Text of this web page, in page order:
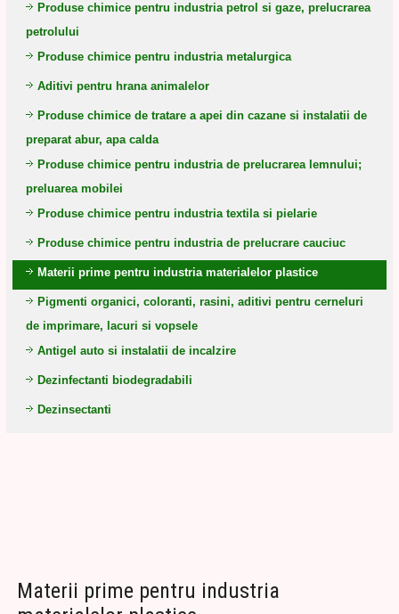
Produse chimice pentru industria petrol si gaze, prelucrarea
petrolului
Produse chimice pentru industria metalurgica
Aditivi pentru hrana animalelor
Produse chimice de tratare a apei din cazane si instalatii de
preparat abur, apa calda
Produse chimice pentru industria de prelucrarea lemnului;
preluarea mobilei
Produse chimice pentru industria textila si pielarie
Produse chimice pentru industria de prelucrare cauciuc
Materii prime pentru industria materialelor plastice
Pigmenti organici, coloranti, rasini, aditivi pentru cerneluri
de imprimare, lacuri si vopsele
Antigel auto si instalatii de incalzire
Dezinfectanti biodegradabili
Dezinsectanti
Materii prime pentru industria